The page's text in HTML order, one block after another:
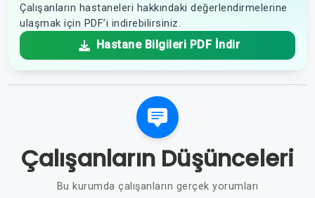
Çalışanların hastaneleri hakkındaki değerlendirmelerine
ulaşmak için PDF’i indirebilirsiniz.
Hastane Bilgileri PDF İndir
Çalışanların Düşünceleri
Bu kurumda çalışanların gerçek yorumları